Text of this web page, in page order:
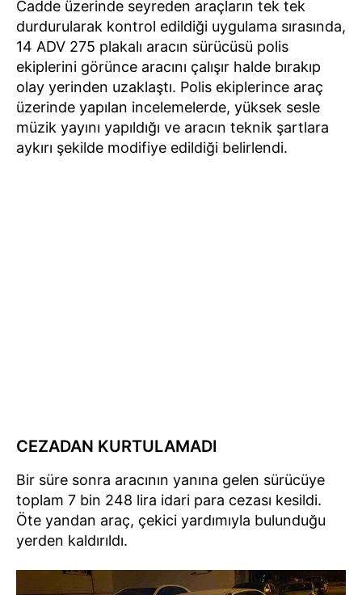
Cadde üzerinde seyreden araçların tek tek
durdurularak kontrol edildiği uygulama sırasında,
14 ADV 275 plakalı aracın sürücüsü polis
ekiplerini görünce aracını çalışır halde bırakıp
olay yerinden uzaklaştı. Polis ekiplerince araç
üzerinde yapılan incelemelerde, yüksek sesle
müzik yayını yapıldığı ve aracın teknik şartlara
aykırı şekilde modifiye edildiği belirlendi.
CEZADAN KURTULAMADI
Bir süre sonra aracının yanına gelen sürücüye
toplam 7 bin 248 lira idari para cezası kesildi.
Öte yandan araç, çekici yardımıyla bulunduğu
yerden kaldırıldı.